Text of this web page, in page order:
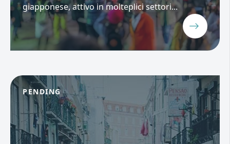
giapponese, attivo in molteplici settori...
PENDING